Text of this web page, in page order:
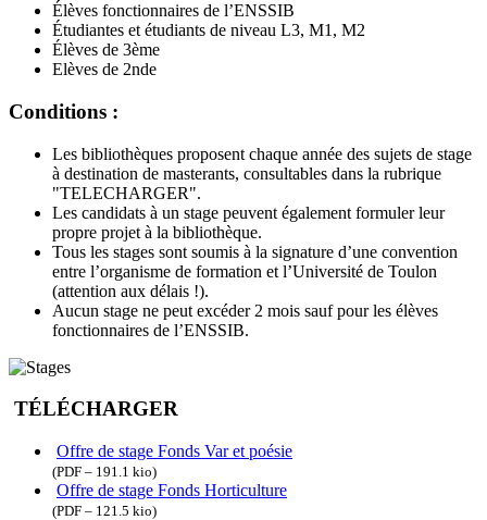
Élèves fonctionnaires de l’ENSSIB
Étudiantes et étudiants de niveau L3, M1, M2
Élèves de 3ème
Elèves de 2nde
Conditions :
Les bibliothèques proposent chaque année des sujets de stage
à destination de masterants, consultables dans la rubrique
"TELECHARGER".
Les candidats à un stage peuvent également formuler leur
propre projet à la bibliothèque.
Tous les stages sont soumis à la signature d’une convention
entre l’organisme de formation et l’Université de Toulon
(attention aux délais !).
Aucun stage ne peut excéder 2 mois sauf pour les élèves
fonctionnaires de l’ENSSIB.
TÉLÉCHARGER
Offre de stage Fonds Var et poésie
(PDF – 191.1 kio)
Offre de stage Fonds Horticulture
(PDF – 121.5 kio)